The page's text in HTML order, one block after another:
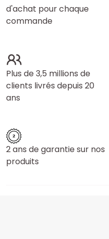
d'achat pour chaque
commande
Plus de 3,5 millions de
clients livrés depuis 20
ans
2 ans de garantie sur nos
produits